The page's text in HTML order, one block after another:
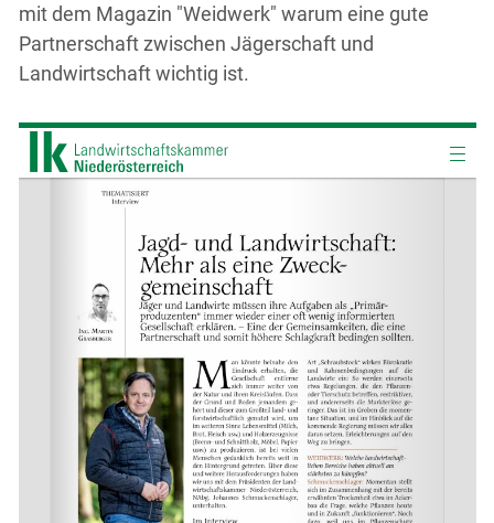
Skip to main content
mit dem Magazin "Weidwerk" warum eine gute
Partnerschaft zwischen Jägerschaft und
Landwirtschaft wichtig ist.